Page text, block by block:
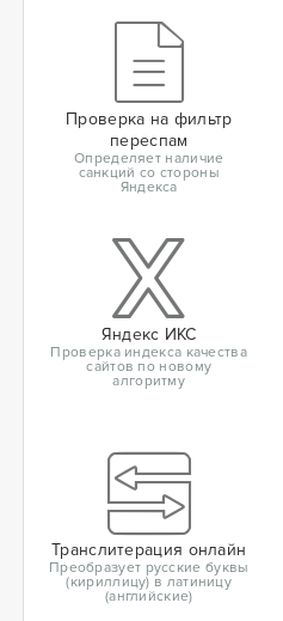
Проверка на фильтр
переспам
Определяет наличие
санкций со стороны
Яндекса
Яндекс ИКС
Проверка индекса качества
сайтов по новому
алгоритму
Транслитерация онлайн
Преобразует русские буквы
(кириллицу) в латиницу
(английские)